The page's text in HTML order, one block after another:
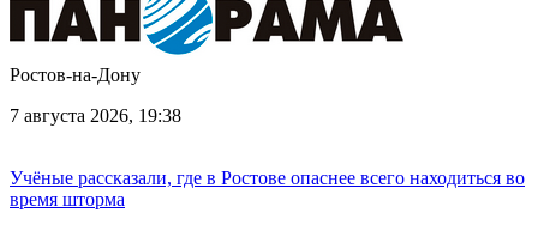
Ростов-на-Дону
7 августа 2026, 19:38
Учёные рассказали, где в Ростове опаснее всего находиться во
время шторма